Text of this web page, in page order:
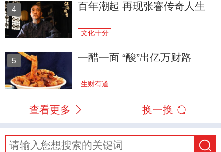
4 百年潮起 再现张謇传奇人生
文化十分
5 一醋一面 “酸”出亿万财路
生财有道
查看更多 换一换